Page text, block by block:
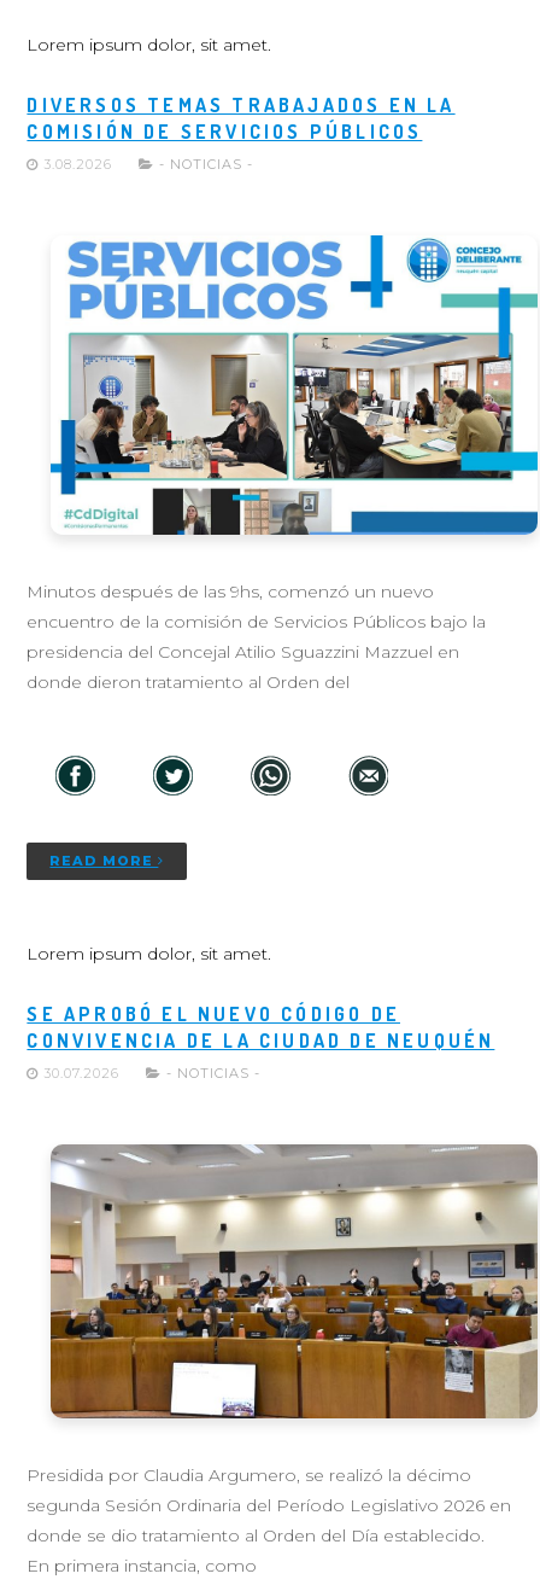
Lorem ipsum dolor, sit amet.
DIVERSOS TEMAS TRABAJADOS EN LA
COMISIÓN DE SERVICIOS PÚBLICOS
3.08.2026 - NOTICIAS -
Minutos después de las 9hs, comenzó un nuevo
encuentro de la comisión de Servicios Públicos bajo la
presidencia del Concejal Atilio Sguazzini Mazzuel en
donde dieron tratamiento al Orden del
READ MORE
Lorem ipsum dolor, sit amet.
SE APROBÓ EL NUEVO CÓDIGO DE
CONVIVENCIA DE LA CIUDAD DE NEUQUÉN
30.07.2026 - NOTICIAS -
Presidida por Claudia Argumero, se realizó la décimo
segunda Sesión Ordinaria del Período Legislativo 2026 en
donde se dio tratamiento al Orden del Día establecido.
En primera instancia, como